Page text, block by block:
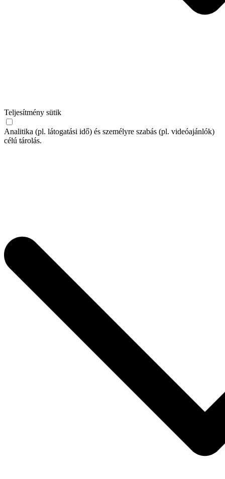
Teljesítmény sütik
Analitika (pl. látogatási idő) és személyre szabás (pl. videóajánlók)
célú tárolás.